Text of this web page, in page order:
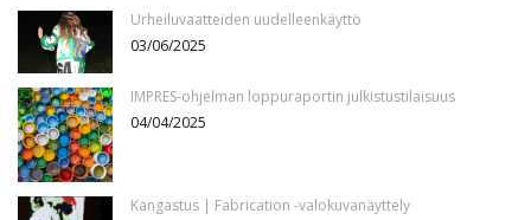
Urheiluvaatteiden uudelleenkäyttö
03/06/2025
IMPRES-ohjelman loppuraportin julkistustilaisuus
04/04/2025
Kangastus | Fabrication -valokuvanäyttely